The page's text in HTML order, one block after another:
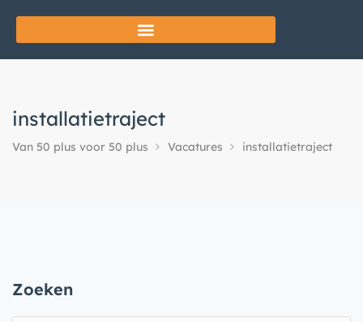
installatietraject
Van 50 plus voor 50 plus Vacatures installatietraject
Zoeken